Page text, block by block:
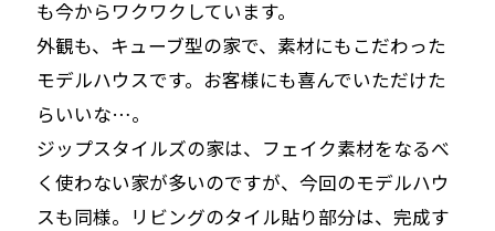
も今からワクワクしています。
外観も、キューブ型の家で、素材にもこだわった
モデルハウスです。お客様にも喜んでいただけた
らいいな…。
ジップスタイルズの家は、フェイク素材をなるべ
く使わない家が多いのですが、今回のモデルハウ
スも同様。リビングのタイル貼り部分は、完成す